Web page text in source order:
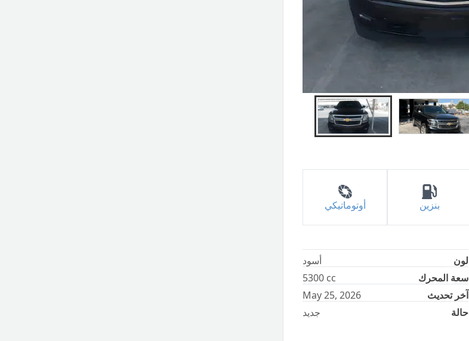
بنزين أوتوماتيكي
لون
أسود
سعة المحرك
5300 cc
آخر تحديث
May 25, 2026
حالة
جديد